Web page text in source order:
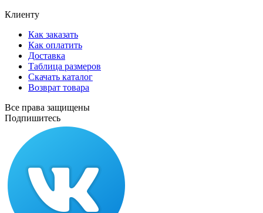
Клиенту
Как заказать
Как оплатить
Доставка
Таблица размеров
Скачать каталог
Возврат товара
Все права защищены
Подпишитесь